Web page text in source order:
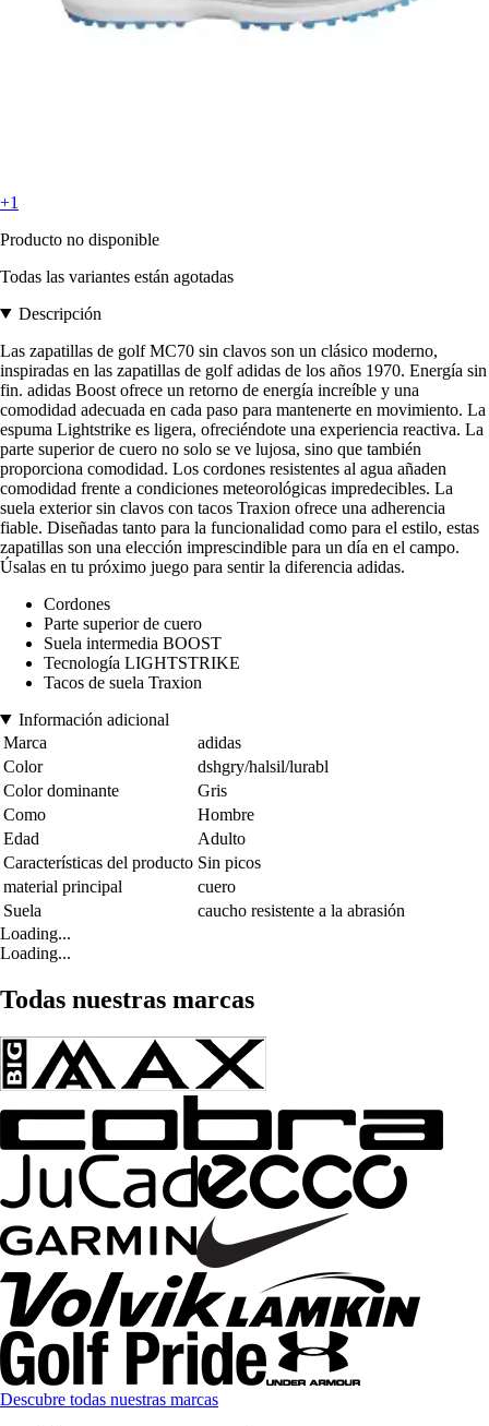
+1
Producto no disponible
Todas las variantes están agotadas
Descripción
Las zapatillas de golf MC70 sin clavos son un clásico moderno,
inspiradas en las zapatillas de golf adidas de los años 1970. Energía sin
fin. adidas Boost ofrece un retorno de energía increíble y una
comodidad adecuada en cada paso para mantenerte en movimiento. La
espuma Lightstrike es ligera, ofreciéndote una experiencia reactiva. La
parte superior de cuero no solo se ve lujosa, sino que también
proporciona comodidad. Los cordones resistentes al agua añaden
comodidad frente a condiciones meteorológicas impredecibles. La
suela exterior sin clavos con tacos Traxion ofrece una adherencia
fiable. Diseñadas tanto para la funcionalidad como para el estilo, estas
zapatillas son una elección imprescindible para un día en el campo.
Úsalas en tu próximo juego para sentir la diferencia adidas.
Cordones
Parte superior de cuero
Suela intermedia BOOST
Tecnología LIGHTSTRIKE
Tacos de suela Traxion
Información adicional
Marca
adidas
Color
dshgry/halsil/lurabl
Color dominante
Gris
Como
Hombre
Edad
Adulto
Características del producto Sin picos
material principal
cuero
Suela
caucho resistente a la abrasión
Loading...
Loading...
Todas nuestras marcas
Descubre todas nuestras marcas